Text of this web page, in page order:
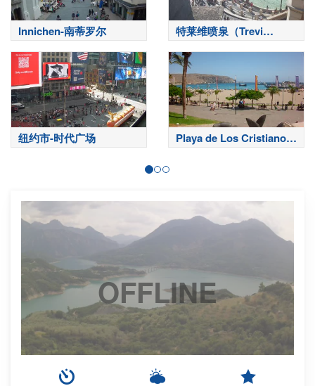
Innichen-南蒂罗尔
特莱维喷泉（Trevi
Fountain）-罗马
纽约市-时代广场
Playa de Los Cristianos-
特内里费岛
OFFLINE